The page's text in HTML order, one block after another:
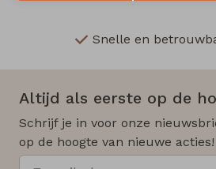
Snelle en
Altijd als eerste op de
Schrijf je in voor onze
op de hoogte van nieuwe acties!